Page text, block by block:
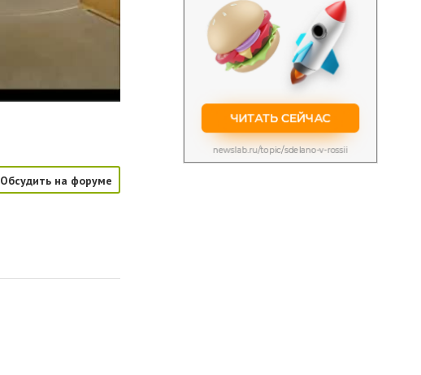
Обсудить на форуме